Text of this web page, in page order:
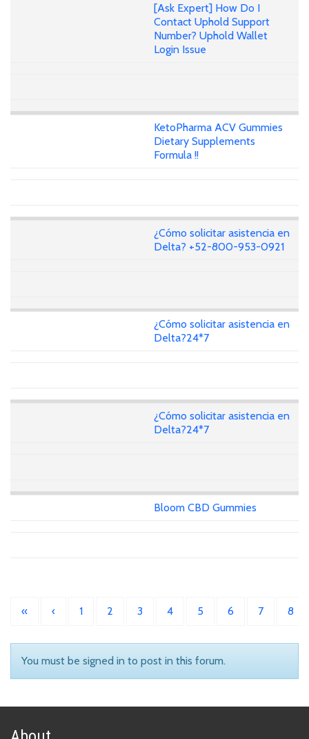
[Ask Expert] How Do I
Contact Uphold Support
Number? Uphold Wallet
Login Issue
KetoPharma ACV Gummies
Dietary Supplements
Formula !!
¿Cómo solicitar asistencia en
Delta? +52-800-953-0921
¿Cómo solicitar asistencia en
Delta?24*7
¿Cómo solicitar asistencia en
Delta?24*7
Bloom CBD Gummies
« ‹ 1 2 3 4 5 6 7 8
You must be signed in to post in this forum.